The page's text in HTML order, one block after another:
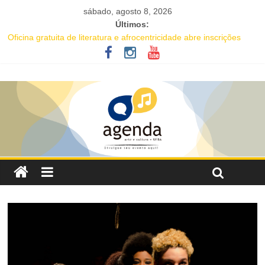
sábado, agosto 8, 2026
Últimos:
Oficina gratuita de literatura e afrocentricidade abre inscrições
para educadores da rede pública
Salvador recebe evento de celebração em homenagem ao dia do
Rap Nacional
Tuca Fernandes, Buja Ferreira e o cantor coreano Junho Chu
estão entre as atrações deste fim de semana da Festa de Santa
Dulce dos Pobres
Projeto Órbita estreia em Salvador com residente da Vila Sul do
Goethe-Institut e programação gratuita de cinema imersivo